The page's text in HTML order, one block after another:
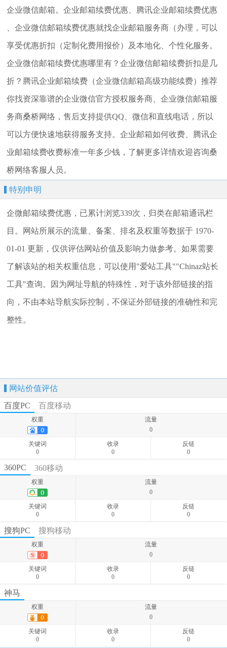
企业微信邮箱。企业邮箱续费优惠、腾讯企业邮箱续费优惠
、企业微信邮箱续费优惠就找企业邮箱服务商（办理，可以
享受优惠折扣（定制化费用报价）及本地化、个性化服务。
企业微信邮箱续费优惠哪里有？企业微信邮箱续费折扣是几
折？腾讯企业邮箱续费（企业微信邮箱高级功能续费）推荐
你找资深靠谱的企业微信官方授权服务商、企业微信邮箱服
务商桑桥网络，售后支持提供QQ、微信和直线电话，所以
可以方便快速地获得服务支持。企业邮箱如何收费、腾讯企
业邮箱续费收费标准一年多少钱，了解更多详情欢迎咨询桑
桥网络客服人员。
特别申明
企微邮箱续费优惠，已累计浏览339次，归类在邮箱通讯栏
目。网站所展示的流量、备案、排名及权重等数据于 1970-
01-01 更新，仅供评估网站价值及影响力做参考。如果需要
了解该站的相关权重信息，可以使用"爱站工具""Chinaz站长
工具"查询。因为网址导航的特殊性，对于该外部链接的指
向，不由本站导航实际控制，不保证外部链接的准确性和完
整性。
网站价值评估
百度PC
百度移动
权重
流量
0
关键词
0
收录
0
反链
0
权重
关键词
0
360PC 360移动
权重
流量
0
关键词
0
收录
0
反链
0
权重
关键词
0
搜狗PC 搜狗移动
权重
流量
0
关键词
0
收录
0
反链
0
关键词
0
神马
权重
流量
0
关键词
0
收录
0
反链
0